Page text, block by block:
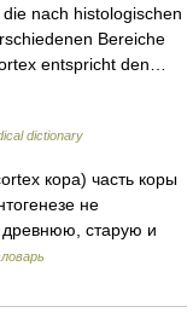
die nach histologischen
Bereiche
entspricht den…
dictionary
кора) часть коры
не
древнюю, старую и